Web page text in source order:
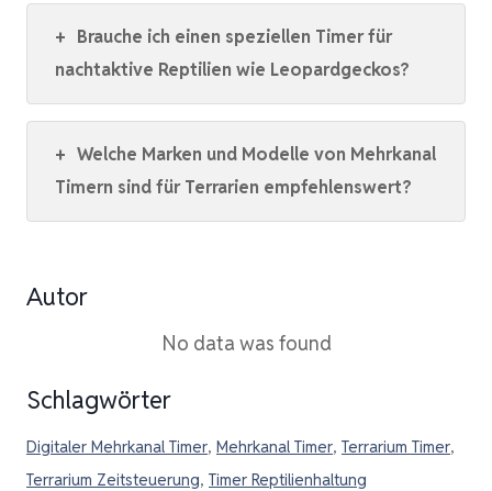
+ Brauche ich einen speziellen Timer für
nachtaktive Reptilien wie Leopardgeckos?
+ Welche Marken und Modelle von Mehrkanal
Timern sind für Terrarien empfehlenswert?
Autor
No data was found
Schlagwörter
Digitaler Mehrkanal Timer, Mehrkanal Timer, Terrarium Timer,
Terrarium Zeitsteuerung, Timer Reptilienhaltung